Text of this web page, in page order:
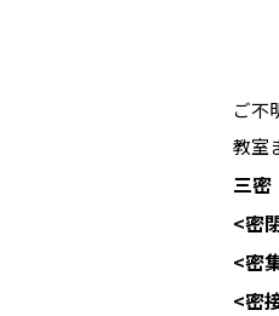
ご不
教室
三密
<密
<密
<密